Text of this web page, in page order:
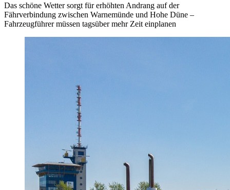
Das schöne Wetter sorgt für erhöhten Andrang auf der
Fährverbindung zwischen Warnemünde und Hohe Düne –
Fahrzeugführer müssen tagsüber mehr Zeit einplanen